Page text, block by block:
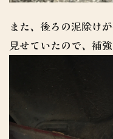
また、後ろの泥除け
見せていたので、補